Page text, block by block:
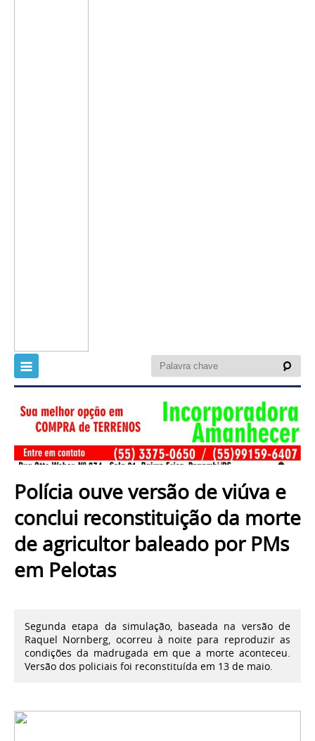
Polícia ouve versão de viúva e
conclui reconstituição da morte
de agricultor baleado por PMs
em Pelotas
Segunda etapa da simulação, baseada na versão de
Raquel Nornberg, ocorreu à noite para reproduzir as
condições da madrugada em que a morte aconteceu.
Versão dos policiais foi reconstituída em 13 de maio.